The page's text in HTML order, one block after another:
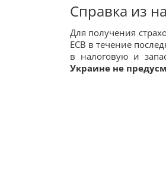
Справка из
Для получения
ЕСВ в течение
в налоговую и
Украине не